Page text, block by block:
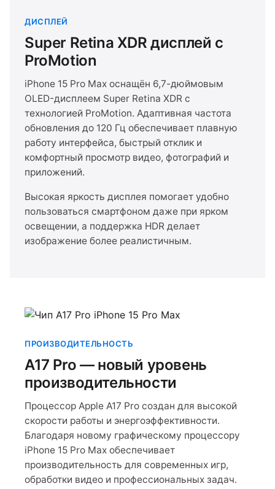
ДИСПЛЕЙ
Super Retina XDR дисплей с
ProMotion
iPhone 15 Pro Max оснащён 6,7-дюймовым
OLED-дисплеем Super Retina XDR с
технологией ProMotion. Адаптивная частота
обновления до 120 Гц обеспечивает плавную
работу интерфейса, быстрый отклик и
комфортный просмотр видео, фотографий и
приложений.
Высокая яркость дисплея помогает удобно
пользоваться смартфоном даже при ярком
освещении, а поддержка HDR делает
изображение более реалистичным.
ПРОИЗВОДИТЕЛЬНОСТЬ
A17 Pro — новый уровень
производительности
Процессор Apple A17 Pro создан для высокой
скорости работы и энергоэффективности.
Благодаря новому графическому процессору
iPhone 15 Pro Max обеспечивает
производительность для современных игр,
обработки видео и профессиональных задач.